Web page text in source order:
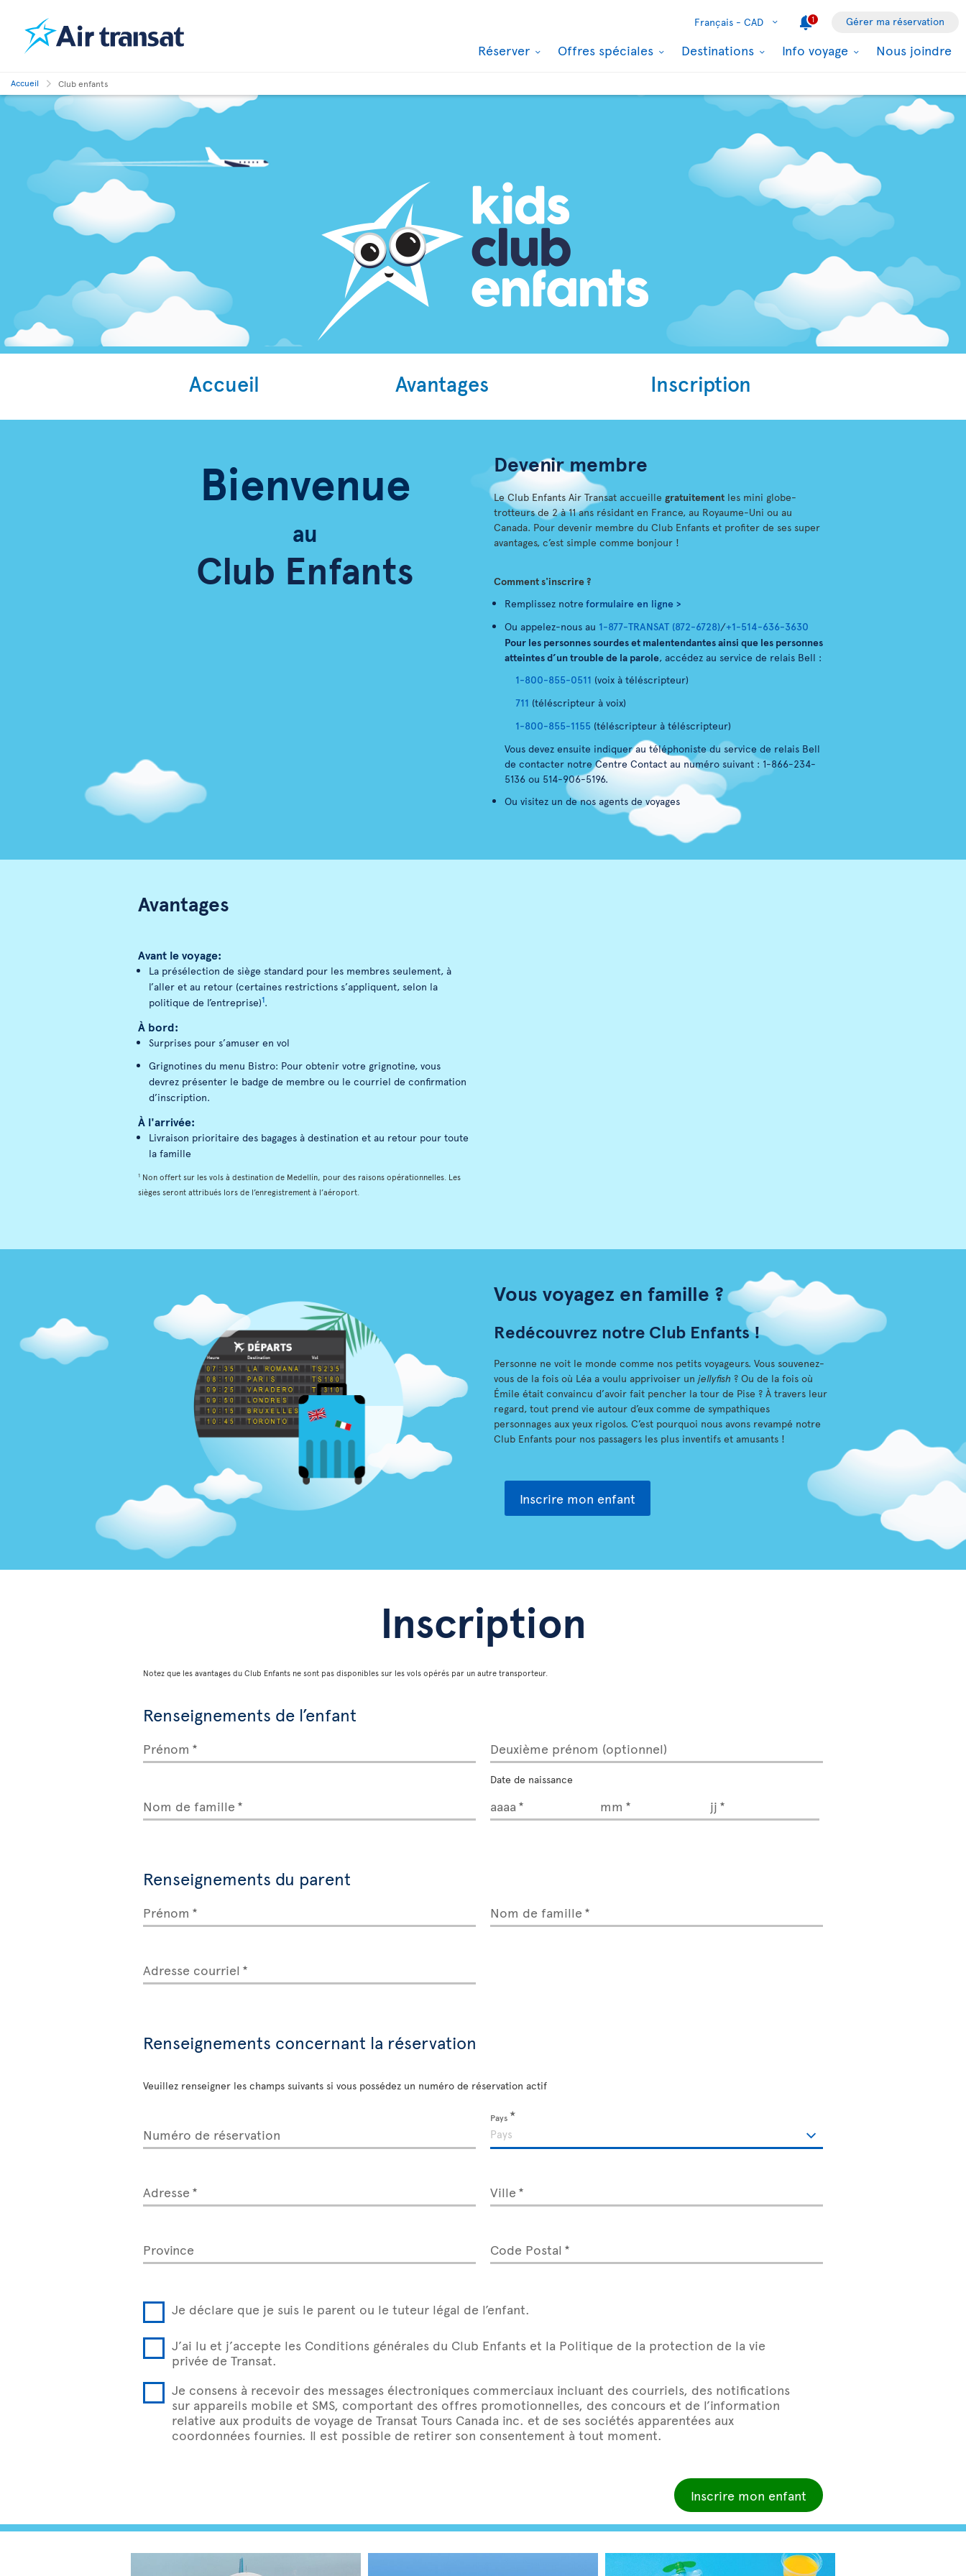
Français - CAD 1 Gérer ma réservation
Réserver Offres spéciales Destinations Info voyage Nous joindre
Accueil Club enfants
Accueil Avantages Inscription
Bienvenue
au
Club Enfants
Devenir membre
Le Club Enfants Air Transat accueille gratuitement les mini globe-
trotteurs de 2 à 11 ans résidant en France, au Royaume-Uni ou au
Canada. Pour devenir membre du Club Enfants et profiter de ses super
avantages, c’est simple comme bonjour !
Comment s'inscrire ?
Remplissez notre formulaire en ligne >
Ou appelez-nous au 1-877-TRANSAT (872-6728)/+1-514-636-3630
Pour les personnes sourdes et malentendantes ainsi que les personnes
atteintes d’un trouble de la parole, accédez au service de relais Bell :
1-800-855-0511 (voix à téléscripteur)
711 (téléscripteur à voix)
1-800-855-1155 (téléscripteur à téléscripteur)
Vous devez ensuite indiquer au téléphoniste du service de relais Bell
de contacter notre Centre Contact au numéro suivant : 1-866-234-
5136 ou 514-906-5196.
Ou visitez un de nos agents de voyages
Avantages
Avant le voyage:
La présélection de siège standard pour les membres seulement, à
l’aller et au retour (certaines restrictions s’appliquent, selon la
politique de l’entreprise)1.
À bord:
Surprises pour s’amuser en vol
Grignotines du menu Bistro: Pour obtenir votre grignotine, vous
devrez présenter le badge de membre ou le courriel de confirmation
d’inscription.
À l'arrivée:
Livraison prioritaire des bagages à destination et au retour pour toute
la famille
1 Non offert sur les vols à destination de Medellín, pour des raisons opérationnelles. Les
sièges seront attribués lors de l’enregistrement à l’aéroport.
Vous voyagez en famille ?
Redécouvrez notre Club Enfants !
Personne ne voit le monde comme nos petits voyageurs. Vous souvenez-
vous de la fois où Léa a voulu apprivoiser un jellyfish ? Ou de la fois où
Émile était convaincu d’avoir fait pencher la tour de Pise ? À travers leur
regard, tout prend vie autour d’eux comme de sympathiques
personnages aux yeux rigolos. C’est pourquoi nous avons revampé notre
Club Enfants pour nos passagers les plus inventifs et amusants !
Inscrire mon enfant
Inscription
Notez que les avantages du Club Enfants ne sont pas disponibles sur les vols opérés par un autre transporteur.
Renseignements de l’enfant
Prénom Deuxième prénom (optionnel)
Nom de famille
Date de naissance
aaaa mm jj
Renseignements du parent
Prénom Nom de famille
Adresse courriel
Renseignements concernant la réservation
Veuillez renseigner les champs suivants si vous possédez un numéro de réservation actif
Numéro de réservation
Pays
Adresse Ville
Province Code Postal
Je déclare que je suis le parent ou le tuteur légal de l’enfant.
J’ai lu et j’accepte les Conditions générales du Club Enfants et la Politique de la protection de la vie
privée de Transat.
Je consens à recevoir des messages électroniques commerciaux incluant des courriels, des notifications
sur appareils mobile et SMS, comportant des offres promotionnelles, des concours et de l’information
relative aux produits de voyage de Transat Tours Canada inc. et de ses sociétés apparentées aux
coordonnées fournies. Il est possible de retirer son consentement à tout moment.
Inscrire mon enfant